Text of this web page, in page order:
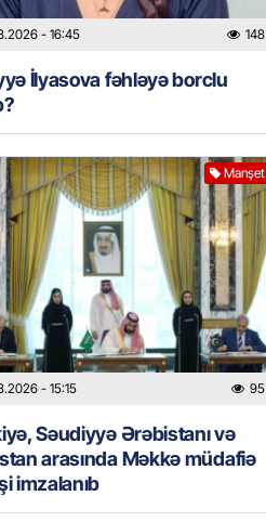
- 16:45 148
İlyasova fəhləyə borclu
Manşet
- 15:15 95
Səudiyyə Ərəbistanı və
arasında Məkkə müdafiə
imzalanıb